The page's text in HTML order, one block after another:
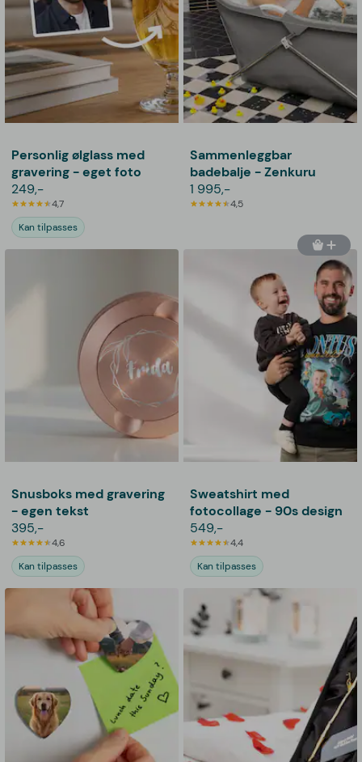
Personlig ølglass med
gravering - eget foto
249,-
4,7
Kan tilpasses
Sammenleggbar
badebalje - Zenkuru
1 995,-
4,5
Snusboks med gravering
- egen tekst
395,-
4,6
Kan tilpasses
Sweatshirt med
fotocollage - 90s design
549,-
4,4
Kan tilpasses